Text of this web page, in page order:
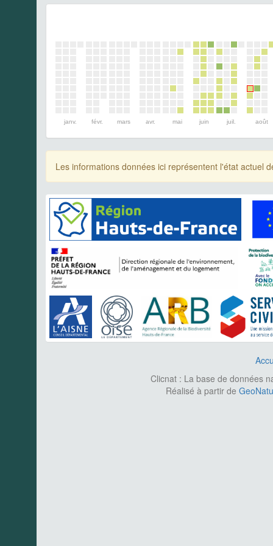
janv. févr. mars avr. mai juin juil. août
Les informations données ici représentent l'état actuel
Clicnat : La base de données
Réalisé à partir de